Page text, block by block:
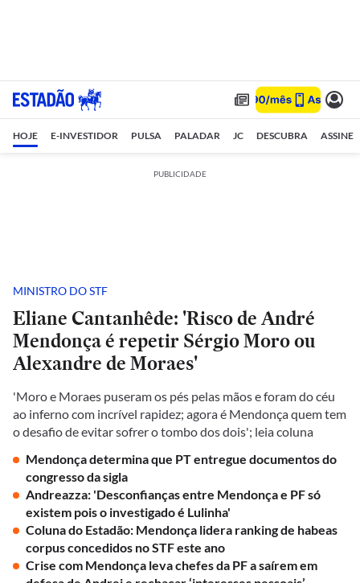
HOJE E-INVESTIDOR PULSA PALADAR JC DESCUBRA ASSINE
PUBLICIDADE
MINISTRO DO STF
Eliane Cantanhêde: 'Risco de André
Mendonça é repetir Sérgio Moro ou
Alexandre de Moraes'
'Moro e Moraes puseram os pés pelas mãos e foram do céu
ao inferno com incrível rapidez; agora é Mendonça quem tem
o desafio de evitar sofrer o tombo dos dois'; leia coluna
Mendonça determina que PT entregue documentos do
congresso da sigla
Andreazza: 'Desconfianças entre Mendonça e PF só
existem pois o investigado é Lulinha'
Coluna do Estadão: Mendonça lidera ranking de habeas
corpus concedidos no STF este ano
Crise com Mendonça leva chefes da PF a saírem em